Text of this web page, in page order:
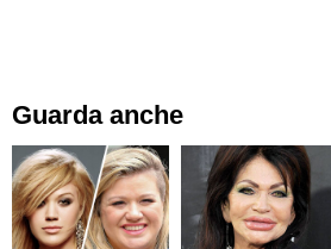
Guarda anche